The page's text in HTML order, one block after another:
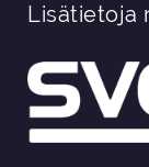
Lisätietoja